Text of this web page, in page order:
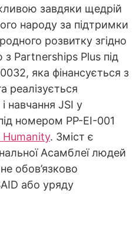
завдяки щедрій
народу за підтримки
розвитку згідно
Partnerships Plus під
яка фінансується з
реалізується
навчання JSI у
номером PP-EI-001
. Зміст є
Асамблеї людей
не обов’язково
або уряду